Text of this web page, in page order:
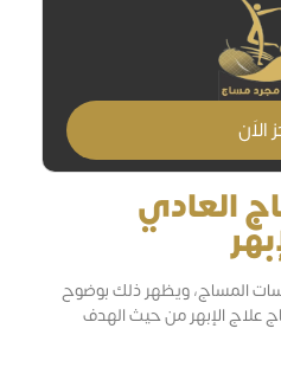
الاَن
العادي
المساج، ويظهر ذلك بوضوح
علاج الإبهر من حيث الهدف